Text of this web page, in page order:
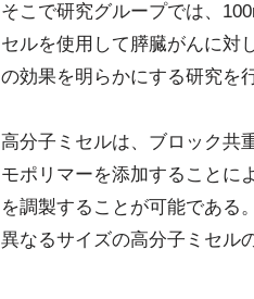
そこで研究グループでは、
セルを使用して膵臓がんに対
の効果を明らかにする研究を
高分子ミセルは、ブロック共
モポリマーを添加することに
を調製することが可能である
異なるサイズの高分子ミセル